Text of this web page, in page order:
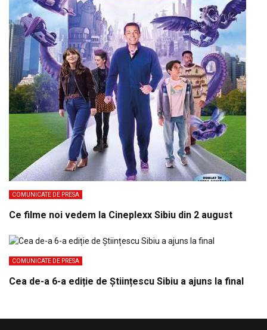
COMUNICATE DE PRESA
Ce filme noi vedem la Cineplexx Sibiu din 2 august
COMUNICATE DE PRESA
Cea de-a 6-a ediție de Științescu Sibiu a ajuns la final